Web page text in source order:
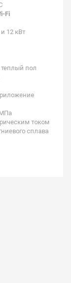
Fi
12 кВт
пол
током
сплава